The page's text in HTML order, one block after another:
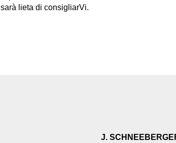
sarà lieta di consigliarVi.
J.